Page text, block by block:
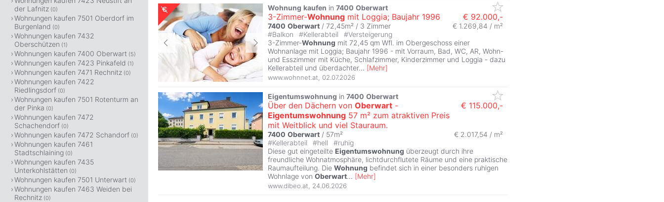
Wohnung kaufen in 7400 Oberwart
3-Zimmer-Wohnung mit Loggia; Baujahr 1996 € 92.000,-
7400 Oberwart / 72,45m² / 3 Zimmer € 1.269,84 / m²
#Balkon #Kellerabteil #Versteigerung
3-Zimmer-Wohnung mit 72,45 qm Wfl. im Obergeschoss einer
Wohnanlage mit Loggia; Baujahr 1996 - mit Vorraum, Bad, WC, AR, Wohn-
und Esszimmer mit Küche, Schlafzimmer, Kinderzimmer und Loggia - dazu
Kellerabteil und überdachter... [Mehr]
www.wohnnet.at 02.07.2026
Eigentumswohnung in 7400 Oberwart
Über den Dächern von Oberwart -
Eigentumswohnung 57 m² zum atraktiven Preis
mit Weitblick und viel Stauraum.
€ 115.000,-
7400 Oberwart / 57m²
€ 2.017,54 / m²
#Kellerabteil #hell #ruhig
Diese gut eingeteilte Eigentumswohnung überzeugt durch ihre
freundliche Wohnatmosphäre, lichtdurchflutete Räume und eine praktische
Raumaufteilung. Die Wohnung befindet sich in einer besonders ruhigen
Wohnlage von Oberwart... [Mehr]
www.dibeo.at 24.06.2026
der Lafnitz (0)
Wohnungen kaufen 7501 Oberdorf im
Burgenland (0)
Wohnungen kaufen 7432
Oberschützen (1)
Wohnungen kaufen 7400 Oberwart (5)
Wohnungen kaufen 7423 Pinkafeld (1)
Wohnungen kaufen 7471 Rechnitz (0)
Wohnungen kaufen 7422
Riedlingsdorf (0)
Wohnungen kaufen 7501 Rotenturm an
der Pinka (0)
Wohnungen kaufen 7472
Schachendorf (0)
Wohnungen kaufen 7472 Schandorf (0)
Wohnungen kaufen 7461
Stadtschlaining (0)
Wohnungen kaufen 7435
Unterkohlstätten (0)
Wohnungen kaufen 7501 Unterwart (0)
Wohnungen kaufen 7463 Weiden bei
Rechnitz (0)